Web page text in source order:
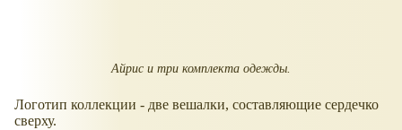
Айрис и три комплекта одежды.
Логотип коллекции - две вешалки, составляющие сердечко
сверху.